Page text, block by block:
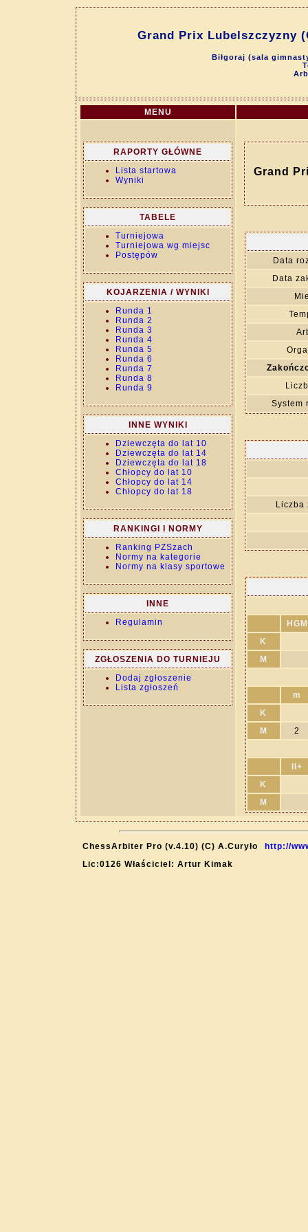
Grand Prix Lubelszczyzny
Biłgoraj (sala
MENU
RAPORTY GŁÓWNE
Lista startowa
Wyniki
TABELE
Turniejowa
Turniejowa wg miejsc
Postępów
KOJARZENIA / WYNIKI
Runda 1
Runda 2
Runda 3
Runda 4
Runda 5
Runda 6
Runda 7
Runda 8
Runda 9
INNE WYNIKI
Dziewczęta do lat 10
Dziewczęta do lat 14
Dziewczęta do lat 18
Chłopcy do lat 10
Chłopcy do lat 14
Chłopcy do lat 18
RANKINGI I NORMY
Ranking PZSzach
Normy na kategorie
Normy na klasy sportowe
INNE
Regulamin
ZGŁOSZENIA DO TURNIEJU
Dodaj zgłoszenie
Lista zgłoszeń
Grand
Data
Data
System
Liczba
HGM
K
M
m
K
M
2
II+
K
M
ChessArbiter Pro (v.4.10) (C) A.Curyło
http://
Lic:0126 Właściciel: Artur Kimak